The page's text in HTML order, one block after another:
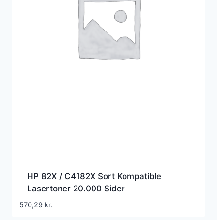
HP 82X / C4182X Sort Kompatible
Lasertoner 20.000 Sider
570,29 kr.